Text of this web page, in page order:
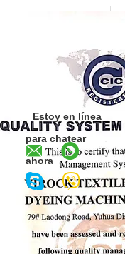
Estoy en línea
para chatear
ahora